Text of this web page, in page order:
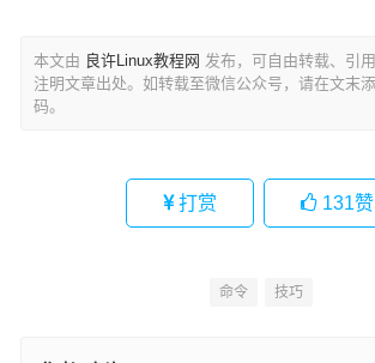
本文由 良许Linux教程网 发布，可自由转载、引
注明文章出处。如转载至微信公众号，请在文末
码。
打赏 131赞
命令 技巧